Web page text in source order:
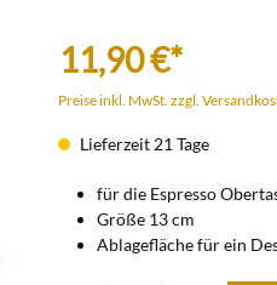
11,90 €*
Preise inkl. MwSt. zzgl.
Lieferzeit 21 Tage
für die Espresso
Größe 13 cm
Ablagefläche für ein